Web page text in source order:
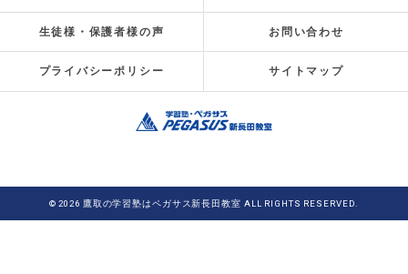
生徒様・保護者様の声 お問い合わせ
プライバシーポリシー サイトマップ
© 2026 鷹取の学習塾はペガサス新長田教室 ALL RIGHTS RESERVED.